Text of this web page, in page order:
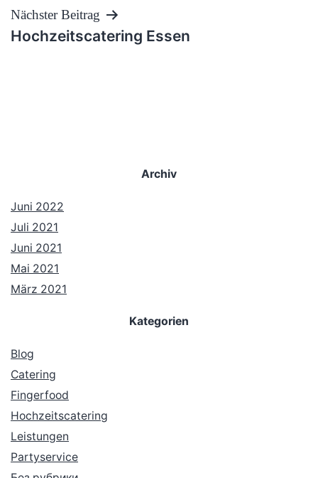
Nächster Beitrag
Hochzeitscatering Essen
Archiv
Juni 2022
Juli 2021
Juni 2021
Mai 2021
März 2021
Kategorien
Blog
Catering
Fingerfood
Hochzeitscatering
Leistungen
Partyservice